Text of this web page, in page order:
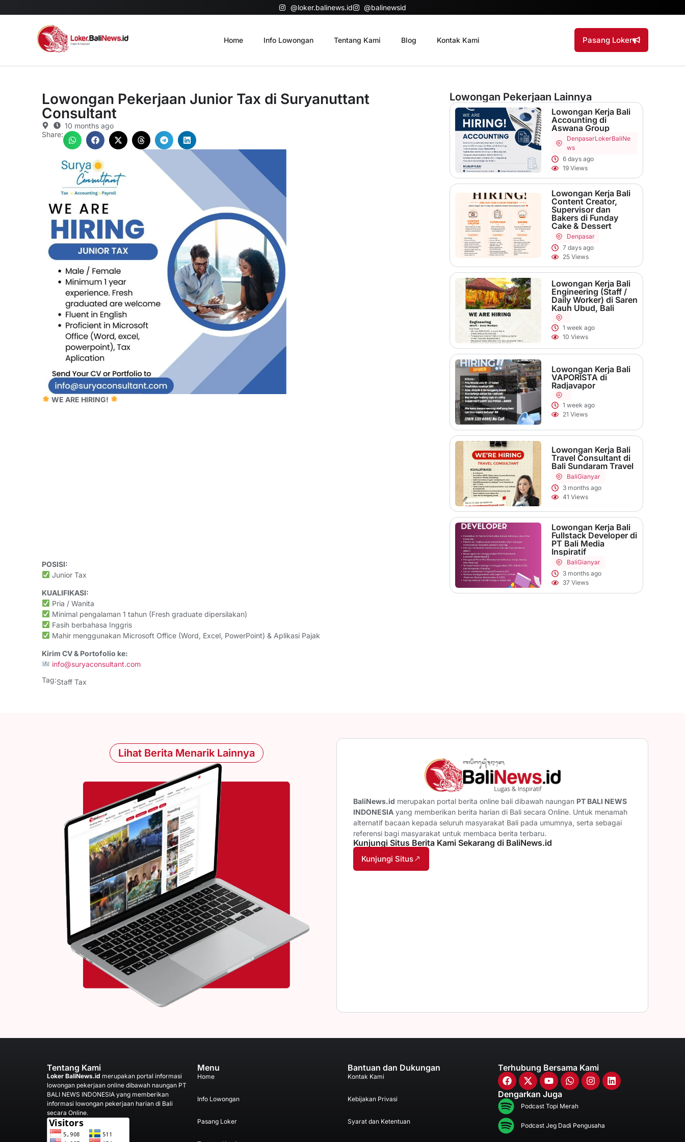
@loker.balinews.id @balinewsid
Home Info Lowongan Tentang Kami Blog Kontak Kami Pasang Loker
Lowongan Pekerjaan Junior Tax di Suryanuttant
Consultant
10 months ago
Share:
WE ARE HIRING!
POSISI:
Junior Tax
KUALIFIKASI:
Pria / Wanita
Minimal pengalaman 1 tahun (Fresh graduate dipersilakan)
Fasih berbahasa Inggris
Mahir menggunakan Microsoft Office (Word, Excel, PowerPoint) & Aplikasi Pajak
Kirim CV & Portofolio ke:
info@suryaconsultant.com
Tag:Staff Tax
Lowongan Pekerjaan Lainnya
Lowongan Kerja Bali
Accounting di
Aswana Group
DenpasarLokerBaliNe
ws
6 days ago
19 Views
Lowongan Kerja Bali
Content Creator,
Supervisor dan
Bakers di Funday
Cake & Dessert
Denpasar
7 days ago
25 Views
Lowongan Kerja Bali
Engineering (Staff /
Daily Worker) di Saren
Kauh Ubud, Bali
1 week ago
10 Views
Lowongan Kerja Bali
VAPORISTA di
Radjavapor
1 week ago
21 Views
Lowongan Kerja Bali
Travel Consultant di
Bali Sundaram Travel
BaliGianyar
3 months ago
41 Views
Lowongan Kerja Bali
Fullstack Developer di
PT Bali Media
Inspiratif
BaliGianyar
3 months ago
37 Views
Lihat Berita Menarik Lainnya
BaliNews.id merupakan portal berita online bali dibawah naungan PT BALI NEWS
INDONESIA yang memberikan berita harian di Bali secara Online. Untuk menamah
alternatif bacaan kepada seluruh masyarakat Bali pada umumnya, serta sebagai
referensi bagi masyarakat untuk membaca berita terbaru.
Kunjungi Situs Berita Kami Sekarang di BaliNews.id
Kunjungi Situs
Tentang Kami
Loker BaliNews.id merupakan portal informasi
lowongan pekerjaan online dibawah naungan PT
BALI NEWS INDONESIA yang memberikan
informasi lowongan pekerjaan harian di Bali
secara Online.
Menu
Home
Info Lowongan
Pasang Loker
Bantuan dan Dukungan
Kontak Kami
Kebijakan Privasi
Syarat dan Ketentuan
Terhubung Bersama Kami
Dengarkan Juga
Podcast Topi Merah
Podcast Jeg Dadi Pengusaha